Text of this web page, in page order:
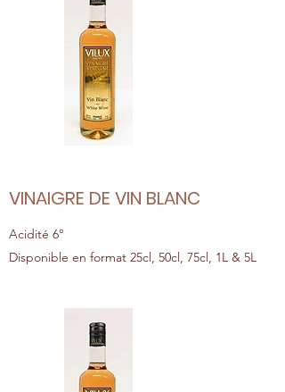
VINAIGRE DE VIN BLANC
Acidité 6°
Disponible en format 25cl, 50cl, 75cl, 1L & 5L